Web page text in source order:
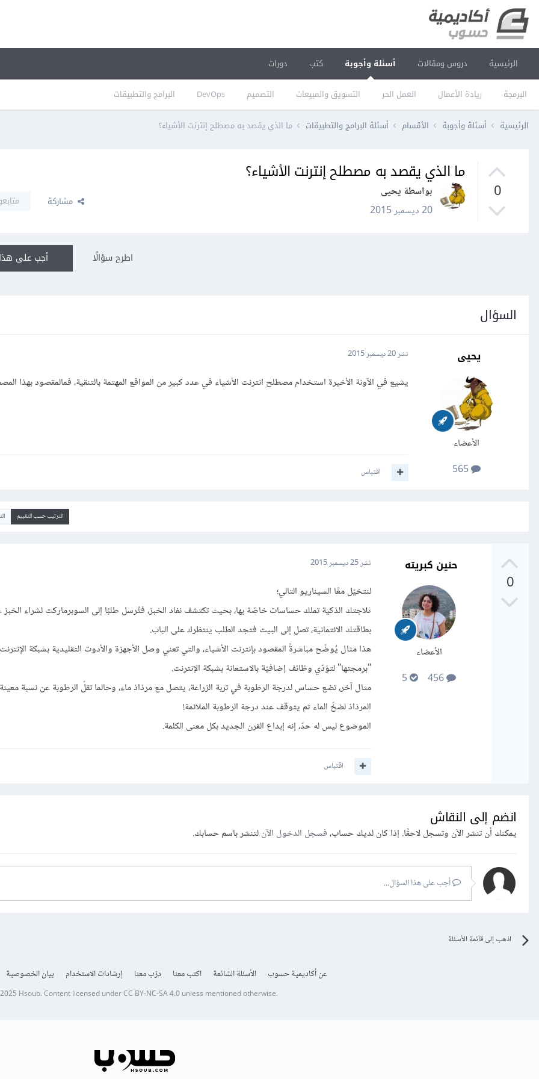
الرئيسية دروس ومقالات أسئلة وأجوبة
البرمجة ريادة الأعمال العمل الحر التسويق والمبيعات التصميم DevOps البرامج والتطبيقات
كتب دورات
الرئيسية أسئلة وأجوبة الأقسام أسئلة البرامج والتطبيقات ما الذي يقصد به مصطلح إنترنت الأشياء؟
0
ما الذي يقصد به مصطلح إنترنت الأشياء؟
بواسطة يحيى
20 ديسمبر 2015
مشاركة
أجب على اطرح سؤالًا
السؤال
يحيى
الأعضاء
565
نشر20 ديسمبر 2015
يشيع في الآونة الأخيرة استخدام مصطلح انترنت الأشياء في عدد كبير من المواقع المهتمة بالتنقية، فمالمقصود بهذا
اقتباس
الترتيب حسب التقييم
0
حنين كبريته
الأعضاء
نشر25 ديسمبر 2015
لنتخيّل معًا السيناريو التالي؛
ثلاجتك الذكية تملك حساسات خاصّة بها، بحيث تكتشف نفاد الخبز، فتُرسل طلبًا إلى السوبرماركت لشراء
بطاقتك الائتمانية، تصل إلى البيت فتجد الطلب ينتظرك على الباب.
هذا مثال يُوضّح مباشرةً المقصود بإنترنت الأشياء، والتي تعني وصل الأجهزة والأدوت التقليدية بشبكة
"برمجتها" لتؤدّي وظائف إضافيّة بالاستعانة بشبكة الإنترنت.
مثال آخر، تضع حساس لدرجة الرطوبة في تربة الزراعة، يتصل مع مرذاذ ماء، وحالما تقلّ الرطوبة عن نسبة
المرذاذ لضخّ الماء ثم يتوقف عند درجة الرطوبة الملائمة!
الموضوع ليس له حدّ، إنه إبداع القرن الجديد بكل معنى الكلمة.
اقتباس
انضم إلى النقاش
يمكنك أن تنشر الآن وتسجل لاحقًا. إذا كان لديك حساب،فسجل الدخول الآنلتنشر باسم حسابك.
أجب على هذا السؤال...
اذهب إلى قائمة الأسئلة
عن أكاديمية حسوب الأسئلة الشائعة اكتب معنا درّب معنا إرشادات الاستخدام بيان الخصوصية
Hsoub.Content licensed underCC BY-NC-SA 4.0unless mentioned otherwise.